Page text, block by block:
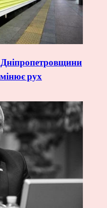
Дніпропетровщини
рух